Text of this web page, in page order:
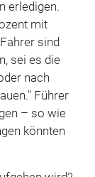
erledigen.
mit
sind
sei es die
nach
Führer
– so wie
könnten